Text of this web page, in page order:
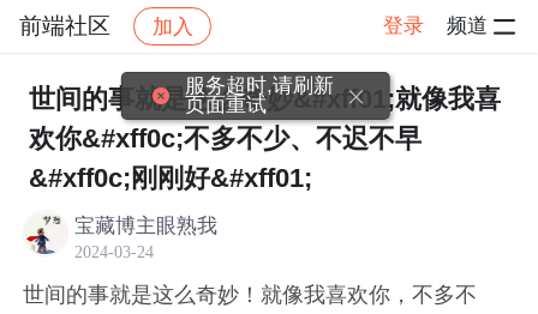
前端社区 加入 登录 频道
社区 前端社区 感慨 帖子详情
世间的事就是这么奇妙&#xff01;就像我喜
欢你&#xff0c;不多不少、不迟不早
&#xff0c;刚刚好&#xff01;
宝藏博主眼熟我
2024-03-24
世间的事就是这么奇妙！就像我喜欢你，不多不
服务超时,请刷新
页面重试